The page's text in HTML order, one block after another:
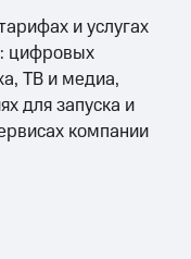
и услугах
цифровых
ТВ и медиа,
для запуска и
компании